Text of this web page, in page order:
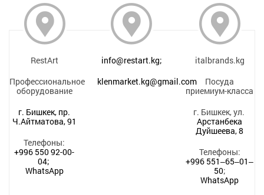
RestArt
Профессиональное
оборудование
г. Бишкек, пр.
Ч.Айтматова, 91
Телефоны:
+996 550 92-00-
04;
WhatsApp
info@restart.kg;
klenmarket.kg@gmail.com
italbrands.kg
Посуда
приемиум-класса
г. Бишкек, ул.
Арстанбека
Дуйшеева, 8
Телефоны:
+996 551‒65‒01‒
50;
WhatsApp